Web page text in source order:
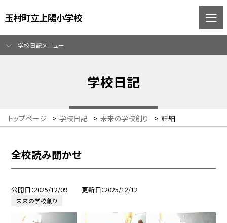
玉村町立上陽小学校
学校日記メニュー
学校日記
トップページ > 学校日記 > 未来の学校創り > 詳細
全校読み聞かせ
公開日 2025/12/09 更新日 2025/12/12
未来の学校創り